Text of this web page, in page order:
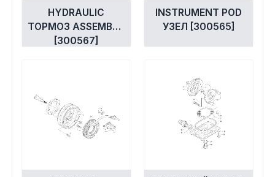
HYDRAULIC
ТОРМОЗ ASSEMBLY
[300567]
INSTRUMENT POD
УЗЕЛ [300565]